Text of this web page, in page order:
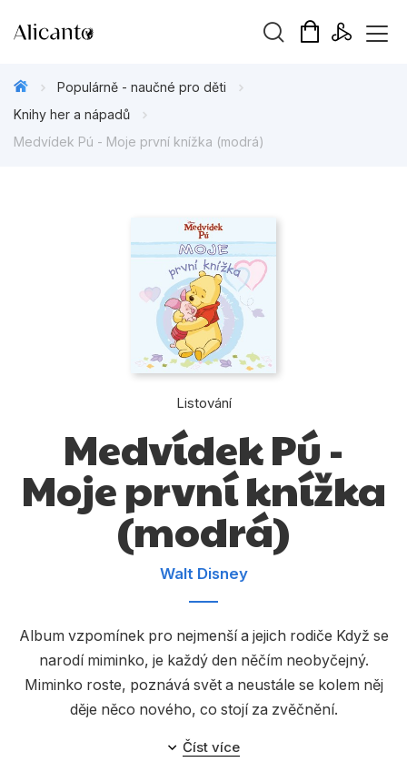
Beletrie pro dospělé
Dárkové zboží
Hobby
Křížovky
Kuchařky
Počítače
Populárně - naučné pro děti
Knihy her a nápadů
Medvídek Pú - Moje první knížka (modrá)
Listování
Medvídek Pú -
Moje první knížka
(modrá)
Walt Disney
Album vzpomínek pro nejmenší a jejich rodiče Když se
narodí miminko, je každý den něčím neobyčejný.
Miminko roste, poznává svět a neustále se kolem něj
děje něco nového, co stojí za zvěčnění.
Číst více